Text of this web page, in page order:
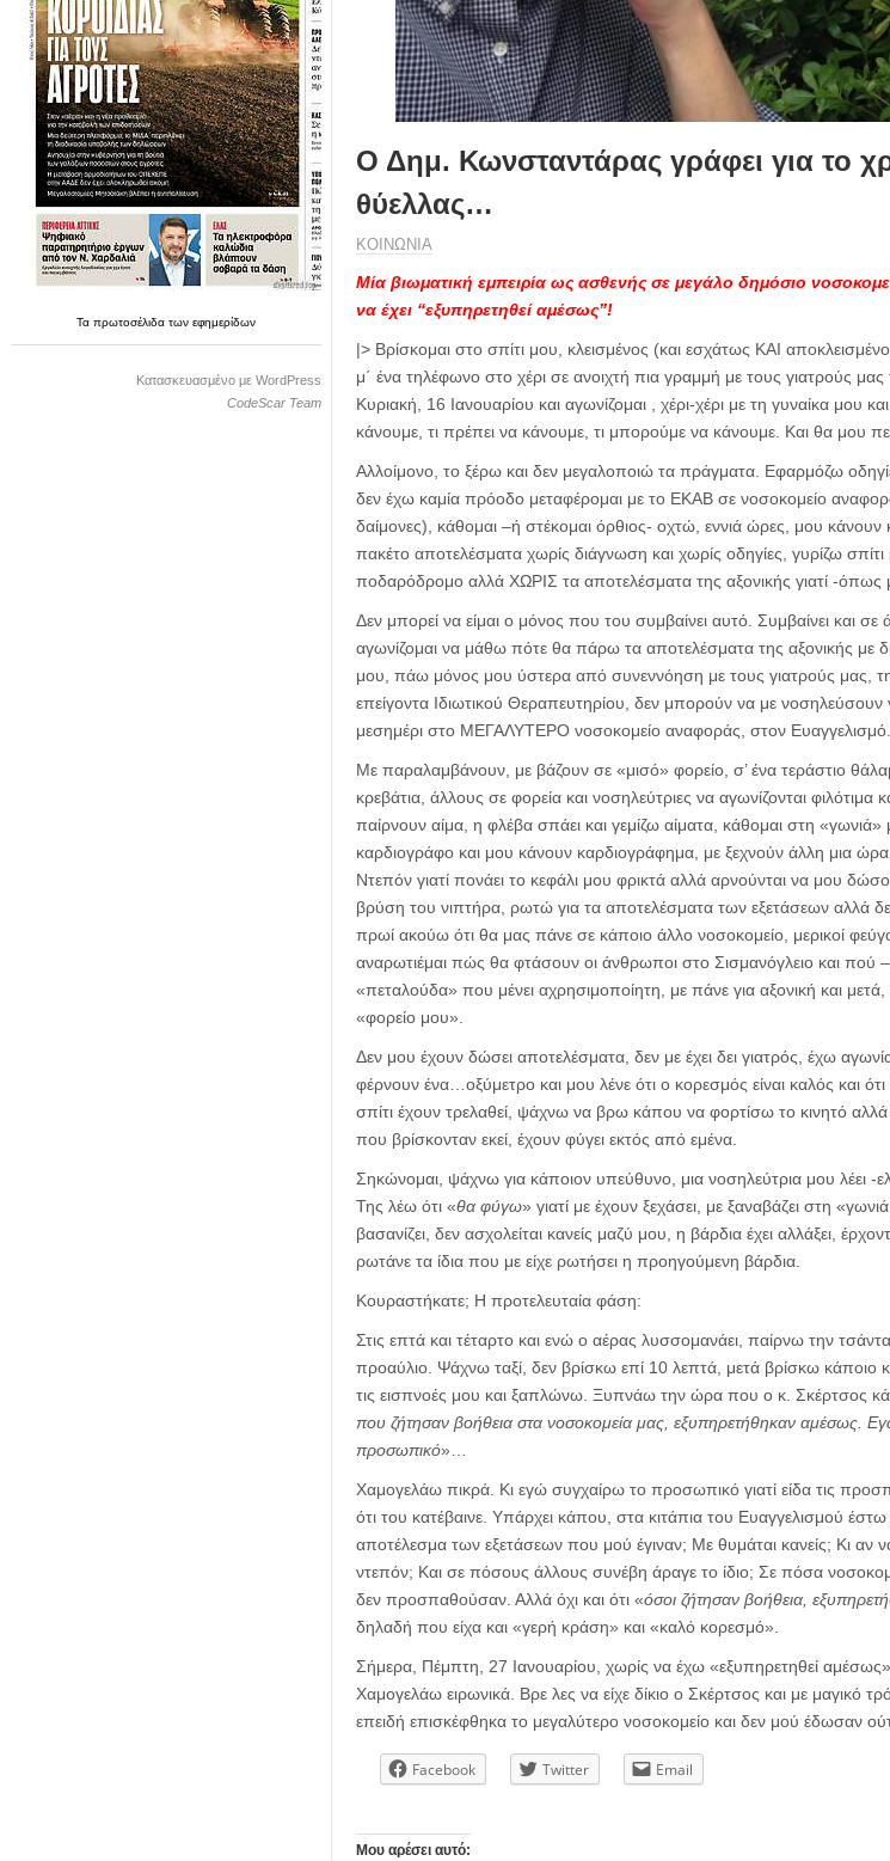
Ταπρωτοσέλιδατωνεφημερίδων
Κατασκευασμένο με WordPress
CodeScar Team
Ο Δημ. Κωνσταντάρας γράφει για το
θύελλας…
ΚΟΙΝΩΝΙΑ
Μία βιωματική εμπειρία ως ασθενής σε μεγάλο δημόσιο
να έχει “εξυπηρετηθεί αμέσως”!
|> Βρίσκομαι στο σπίτι μου, κλεισμένος (και εσχάτως ΚΑΙ
μ΄ ένα τηλέφωνο στο χέρι σε ανοιχτή πια γραμμή με τους γιατρούς
Κυριακή, 16 Ιανουαρίου και αγωνίζομαι , χέρι-χέρι με τη γυναίκα μου
κάνουμε, τι πρέπει να κάνουμε, τι μπορούμε να κάνουμε. Και θα μου
Αλλοίμονο, το ξέρω και δεν μεγαλοποιώ τα πράγματα. Εφαρμόζω
δεν έχω καμία πρόοδο μεταφέρομαι με το ΕΚΑΒ σε νοσοκομείο
δαίμονες), κάθομαι –ή στέκομαι όρθιος- οχτώ, εννιά ώρες, μου κάνουν
πακέτο αποτελέσματα χωρίς διάγνωση και χωρίς οδηγίες, γυρίζω
ποδαρόδρομο αλλά ΧΩΡΙΣ τα αποτελέσματα της αξονικής γιατί -όπως
Δεν μπορεί να είμαι ο μόνος που του συμβαίνει αυτό. Συμβαίνει και
αγωνίζομαι να μάθω πότε θα πάρω τα αποτελέσματα της αξονικής με
μου, πάω μόνος μου ύστερα από συνεννόηση με τους γιατρούς μας,
επείγοντα Ιδιωτικού Θεραπευτηρίου, δεν μπορούν να με νοσηλεύσουν
μεσημέρι στο ΜΕΓΑΛΥΤΕΡΟ νοσοκομείο αναφοράς, στον Ευαγγελισμό.
Με παραλαμβάνουν, με βάζουν σε «μισό» φορείο, σ’ ένα τεράστιο
κρεβάτια, άλλους σε φορεία και νοσηλεύτριες να αγωνίζονται
παίρνουν αίμα, η φλέβα σπάει και γεμίζω αίματα, κάθομαι στη
καρδιογράφο και μου κάνουν καρδιογράφημα, με ξεχνούν άλλη μια
Ντεπόν γιατί πονάει το κεφάλι μου φρικτά αλλά αρνούνται να μου
βρύση του νιπτήρα, ρωτώ για τα αποτελέσματα των εξετάσεων αλλά
πρωί ακούω ότι θα μας πάνε σε κάποιο άλλο νοσοκομείο, μερικοί
αναρωτιέμαι πώς θα φτάσουν οι άνθρωποι στο Σισμανόγλειο και
«πεταλούδα» που μένει αχρησιμοποίητη, με πάνε για αξονική και
«φορείο μου».
Δεν μου έχουν δώσει αποτελέσματα, δεν με έχει δει γιατρός, έχω
φέρνουν ένα…οξύμετρο και μου λένε ότι ο κορεσμός είναι καλός και
σπίτι έχουν τρελαθεί, ψάχνω να βρω κάπου να φορτίσω το κινητό αλλά
που βρίσκονταν εκεί, έχουν φύγει εκτός από εμένα.
Σηκώνομαι, ψάχνω για κάποιον υπεύθυνο, μια νοσηλεύτρια μου λέει -
Της λέω ότι «θα φύγω» γιατί με έχουν ξεχάσει, με ξαναβάζει στη
βασανίζει, δεν ασχολείται κανείς μαζύ μου, η βάρδια έχει αλλάξει,
ρωτάνε τα ίδια που με είχε ρωτήσει η προηγούμενη βάρδια.
Κουραστήκατε; Η προτελευταία φάση:
Στις επτά και τέταρτο και ενώ ο αέρας λυσσομανάει, παίρνω την
προαύλιο. Ψάχνω ταξί, δεν βρίσκω επί 10 λεπτά, μετά βρίσκω κάποιο
τις εισπνοές μου και ξαπλώνω. Ξυπνάω την ώρα που ο κ. Σκέρτσος
που ζήτησαν βοήθεια στα νοσοκομεία μας, εξυπηρετήθηκαν αμέσως.
προσωπικό»…
Χαμογελάω πικρά. Κι εγώ συγχαίρω το προσωπικό γιατί είδα τις
ότι του κατέβαινε. Υπάρχει κάπου, στα κιτάπια του Ευαγγελισμού
αποτέλεσμα των εξετάσεων που μού έγιναν; Με θυμάται κανείς; Κι αν
ντεπόν; Και σε πόσους άλλους συνέβη άραγε το ίδιο; Σε πόσα
δεν προσπαθούσαν. Αλλά όχι και ότι «όσοι ζήτησαν βοήθεια,
δηλαδή που είχα και «γερή κράση» και «καλό κορεσμό».
Σήμερα, Πέμπτη, 27 Ιανουαρίου, χωρίς να έχω «εξυπηρετηθεί
Χαμογελάω ειρωνικά. Βρε λες να είχε δίκιο ο Σκέρτσος και με
επειδή επισκέφθηκα το μεγαλύτερο νοσοκομείο και δεν μού έδωσαν
Facebook Twitter Email
Μου αρέσει αυτό: